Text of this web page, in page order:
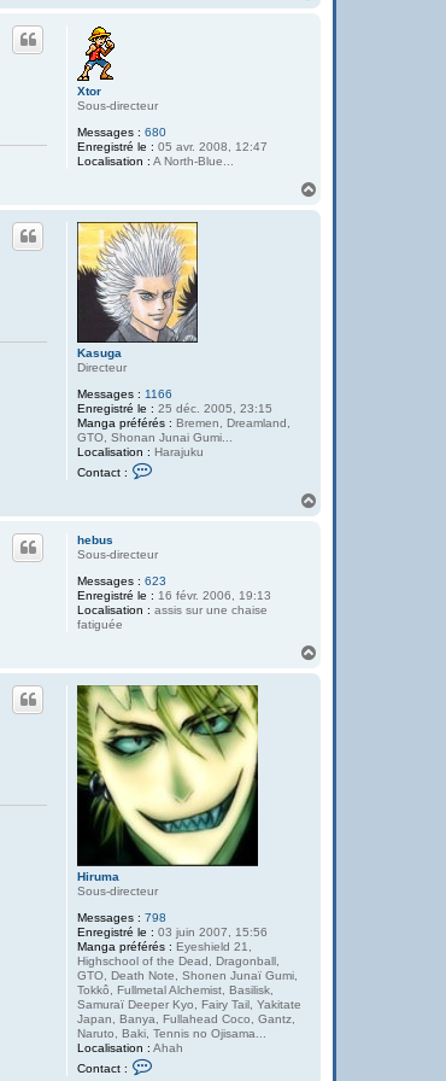
Xtor
Sous-directeur
Messages : 680
Enregistré le : 05 avr. 2008, 12:47
Localisation : A North-Blue...
Kasuga
Directeur
Messages : 1166
Enregistré le : 25 déc. 2005, 23:15
Manga préférés : Bremen, Dreamland,
GTO, Shonan Junai Gumi...
Localisation : Harajuku
Contact :
t
r
K
a
hebus
Sous-directeur
Messages : 623
Enregistré le : 16 févr. 2006, 19:13
Localisation : assis sur une chaise
fatiguée
Hiruma
Sous-directeur
Messages : 798
Enregistré le : 03 juin 2007, 15:56
Manga préférés : Eyeshield 21,
Highschool of the Dead, Dragonball,
GTO, Death Note, Shonen Junaï Gumi,
Tokkô, Fullmetal Alchemist, Basilisk,
Samuraï Deeper Kyo, Fairy Tail, Yakitate
Japan, Banya, Fullahead Coco, Gantz,
Naruto, Baki, Tennis no Ojisama...
Localisation : Ahah
Contact :